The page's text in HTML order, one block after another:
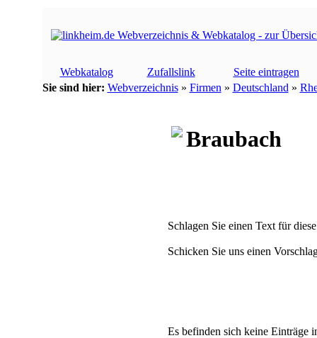
Webkatalog Zufallslink
Seite eintragen
Sie sind hier: Webverzeichnis» Firmen » Deutschland »
Braubach
Schlagen Sie einen Text für
Schicken Sie uns einen
Es befinden sich keine Einträge